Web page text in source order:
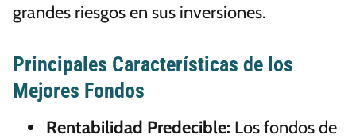
grandes riesgos en sus inversiones.
Principales Características de los
Mejores Fondos
Rentabilidad Predecible: Los fondos de